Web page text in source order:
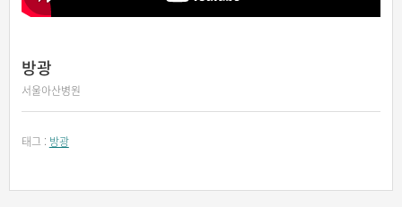
방광
서울아산병원
태그 : 방광